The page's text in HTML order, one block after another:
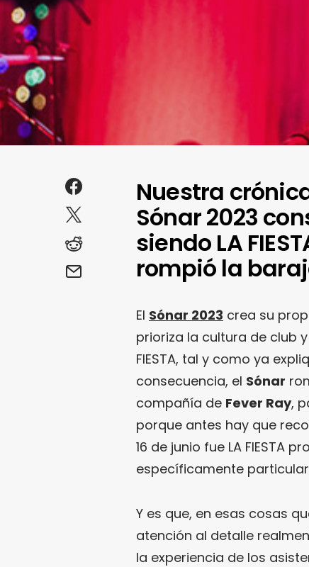
Nuestra
Sónar 2023
siendo LA
rompió la
El Sónar 2023 crea su
prioriza la cultura de club
FIESTA, tal y como ya
consecuencia, el Sónar
compañía de Fever Ray,
porque antes hay que
16 de junio fue LA FIESTA
específicamente
Y es que, en esas cosas
atención al detalle
la experiencia de los